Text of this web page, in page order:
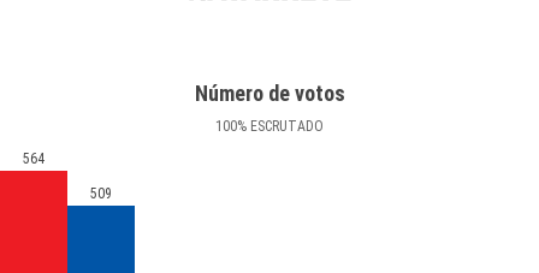
Número de votos
100% ESCRUTADO
564
509